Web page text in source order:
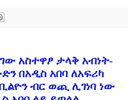
አስተዋፆ ታላቅ አብነት-
በአዲስ አበባ ለአፍሪካ
ብር ወጪ ሊገነባ ነው